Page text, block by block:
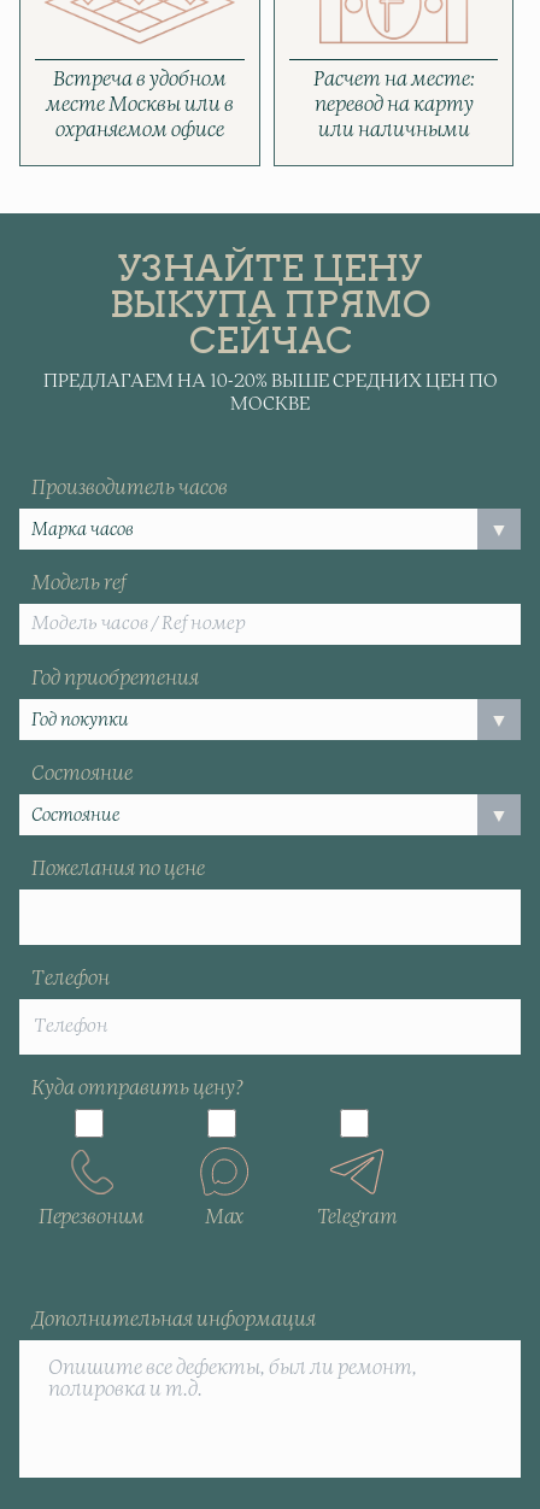
Встреча в удобном
месте Москвы или в
охраняемом офисе
Расчет на месте:
перевод на карту
или наличными
УЗНАЙТЕ ЦЕНУ
ВЫКУПА ПРЯМО
СЕЙЧАС
ПРЕДЛАГАЕМ НА 10-20% ВЫШЕ СРЕДНИХ ЦЕН ПО
МОСКВЕ
Производитель часов
Модель ref
Год приобретения
Состояние
Пожелания по цене
Телефон
Куда отправить цену?
Перезвоним Max Telegram
Дополнительная информация